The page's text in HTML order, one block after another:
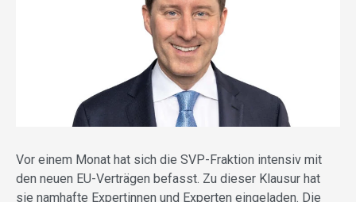
Vor einem Monat hat sich die SVP-Fraktion intensiv mit
den neuen EU-Verträgen befasst. Zu dieser Klausur hat
sie namhafte Expertinnen und Experten eingeladen. Die